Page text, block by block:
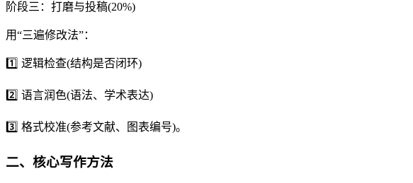
阶段三：打磨与投稿(20%)
用“三遍修改法”：
1️⃣ 逻辑检查(结构是否闭环)
2️⃣ 语言润色(语法、学术表达)
3️⃣ 格式校准(参考文献、图表编号)。
二、核心写作方法